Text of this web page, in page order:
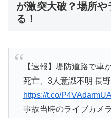
が激突大破？場所
る！
【速報】堤防道路で車
死亡、3人意識不明 長
https://t.co/P4VAdarmUA
事故当時のライブカメ